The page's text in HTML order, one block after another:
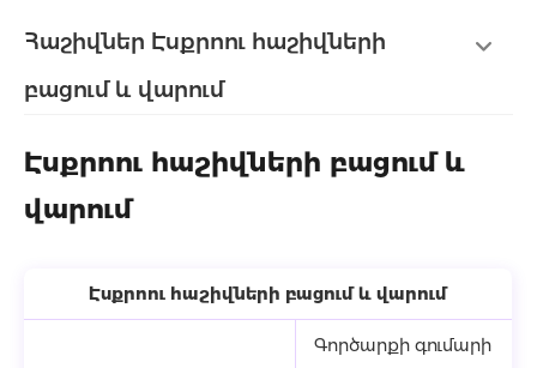
Հաշիվներ Էսքրոու հաշիվների
բացում և վարում
Էսքրոու հաշիվների բացում և
վարում
Էսքրոու հաշիվների բացում և վարում
Գործարքի գումարի